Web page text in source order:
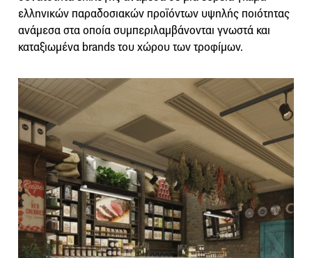
ελληνικών παραδοσιακών προϊόντων υψηλής ποιότητας
ανάμεσα στα οποία συμπεριλαμβάνονται γνωστά και
καταξιωμένα brands του χώρου των τροφίμων.